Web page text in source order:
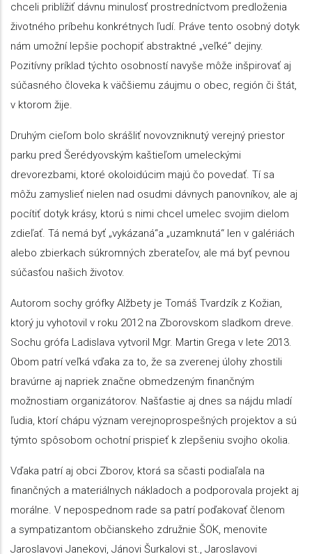
chceli priblížiť dávnu minulosť prostredníctvom predloženia
životného príbehu konkrétnych ľudí. Práve tento osobný dotyk
nám umožní lepšie pochopiť abstraktné „veľké“ dejiny.
Pozitívny príklad týchto osobností navyše môže inšpirovať aj
súčasného človeka k väčšiemu záujmu o obec, región či štát,
v ktorom žije.
Druhým cieľom bolo skrášliť novovzniknutý verejný priestor
parku pred Šerédyovským kaštieľom umeleckými
drevorezbami, ktoré okoloidúcim majú čo povedať. Tí sa
môžu zamyslieť nielen nad osudmi dávnych panovníkov, ale aj
pocítiť dotyk krásy, ktorú s nimi chcel umelec svojim dielom
zdieľať. Tá nemá byť „vykázaná“a „uzamknutá“ len v galériách
alebo zbierkach súkromných zberateľov, ale má byť pevnou
súčasťou našich životov.
Autorom sochy grófky Alžbety je Tomáš Tvardzík z Kožian,
ktorý ju vyhotovil v roku 2012 na Zborovskom sladkom dreve.
Sochu grófa Ladislava vytvoril Mgr. Martin Grega v lete 2013.
Obom patrí veľká vďaka za to, že sa zverenej úlohy zhostili
bravúrne aj napriek značne obmedzeným finančným
možnostiam organizátorov. Našťastie aj dnes sa nájdu mladí
ľudia, ktorí chápu význam verejnoprospešných projektov a sú
týmto spôsobom ochotní prispieť k zlepšeniu svojho okolia.
Vďaka patrí aj obci Zborov, ktorá sa sčasti podiaľala na
finančných a materiálnych nákladoch a podporovala projekt aj
morálne. V nepospednom rade sa patrí poďakovať členom
a sympatizantom občianskeho združnie ŠOK, menovite
Jaroslavovi Janekovi, Jánovi Šurkalovi st., Jaroslavovi